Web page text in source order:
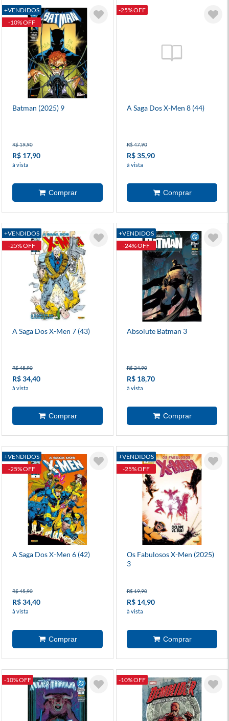
+VENDIDOS
-10% OFF
Batman (2025) 9
R$ 19,90
R$ 17,90
à vista
-25% OFF
A Saga Dos X-Men 8 (44)
R$ 47,90
R$ 35,90
à vista
+VENDIDOS
-25% OFF
A Saga Dos X-Men 7 (43)
R$ 45,90
R$ 34,40
à vista
+VENDIDOS
-24% OFF
Absolute Batman 3
R$ 24,90
R$ 18,70
à vista
+VENDIDOS
-25% OFF
A Saga Dos X-Men 6 (42)
R$ 45,90
R$ 34,40
à vista
+VENDIDOS
-25% OFF
Os Fabulosos X-Men (2025)
3
R$ 19,90
R$ 14,90
à vista
-10% OFF -10% OFF